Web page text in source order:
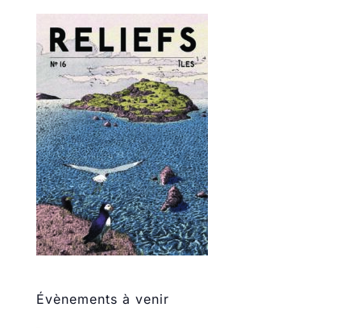
Évènements à venir